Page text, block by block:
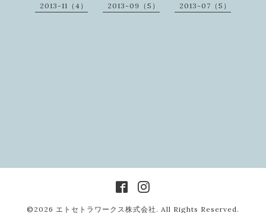
2013-11（4） 2013-09（5） 2013-07（5）
©2026 エトセトラワークス株式会社 . All Rights Reserved.